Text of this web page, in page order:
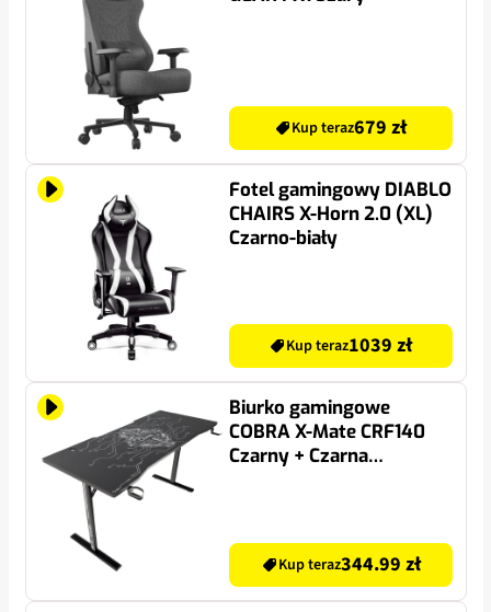
Kup teraz679 zł
Fotel gamingowy DIABLO
CHAIRS X-Horn 2.0 (XL)
Czarno-biały
Kup teraz1039 zł
Biurko gamingowe
COBRA X-Mate CRF140
Czarny + Czarna
Kup teraz344.99 zł